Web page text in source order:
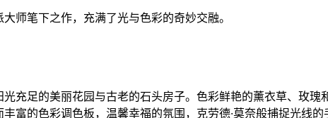
师笔下之作，充满了光与色彩的奇妙交融。
充足的美丽花园与古老的石头房子。色彩鲜艳的薰衣草、玫
富的色彩调色板，温馨幸福的氛围，克劳德·莫奈般捕捉光线的